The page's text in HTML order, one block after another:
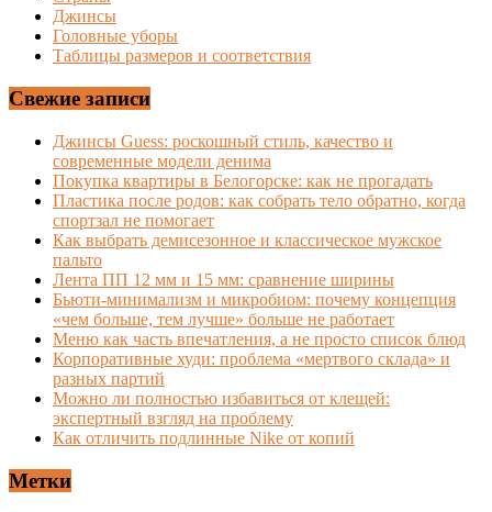
Джинсы
Головные уборы
Таблицы размеров и соответствия
Свежие записи
Джинсы Guess: роскошный стиль, качество и
современные модели денима
Покупка квартиры в Белогорске: как не прогадать
Пластика после родов: как собрать тело обратно, когда
спортзал не помогает
Как выбрать демисезонное и классическое мужское
пальто
Лента ПП 12 мм и 15 мм: сравнение ширины
Бьюти-минимализм и микробиом: почему концепция
«чем больше, тем лучше» больше не работает
Меню как часть впечатления, а не просто список блюд
Корпоративные худи: проблема «мертвого склада» и
разных партий
Можно ли полностью избавиться от клещей:
экспертный взгляд на проблему
Как отличить подлинные Nike от копий
Метки